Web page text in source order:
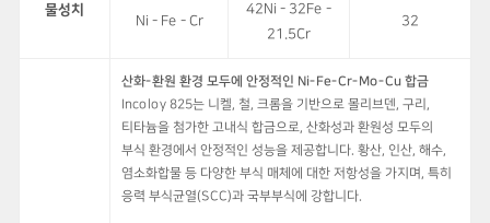
물성치
Ni - Fe - Cr
42Ni - 32Fe -
21.5Cr
32
산화-환원 환경 모두에 안정적인 Ni-Fe-Cr-Mo-Cu 합금
Incoloy 825는 니켈, 철, 크롬을 기반으로 몰리브덴, 구리,
티타늄을 첨가한 고내식 합금으로, 산화성과 환원성 모두의
부식 환경에서 안정적인 성능을 제공합니다. 황산, 인산, 해수,
염소화합물 등 다양한 부식 매체에 대한 저항성을 가지며, 특히
응력 부식균열(SCC)과 국부부식에 강합니다.